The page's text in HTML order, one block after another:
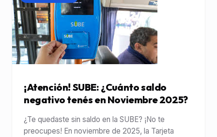
¡Atención! SUBE: ¿Cuánto saldo
negativo tenés en Noviembre 2025?
¿Te quedaste sin saldo en la SUBE? ¡No te
preocupes! En noviembre de 2025, la Tarjeta